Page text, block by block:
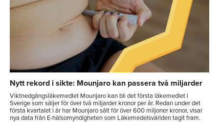
Nytt rekord i sikte: Mounjaro kan passera två miljarder
Viktnedgångsläkemedlet Mounjaro kan bli det första läkemedlet i
Sverige som säljer för över två miljarder kronor per år. Redan under det
första kvartalet i år har Mounjaro sålt för över 600 miljoner kronor, visar
nya data från E-hälsomyndigheten som Läkemedelsvärlden tagit fram.